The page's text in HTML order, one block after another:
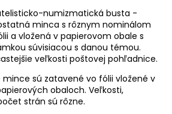
numizmatická busta -
minca s rôznym nominálom
a vložená v papierovom obale s
súvisiacou s danou témou.
veľkosti poštovej pohľadnice.
mince sú zatavené vo fólii vložené v
obaloch. Veľkosti,
strán sú rôzne.